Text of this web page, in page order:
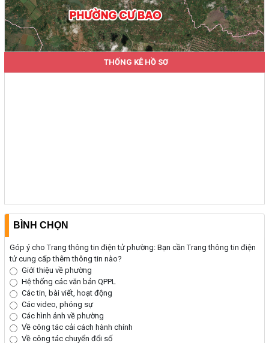
THỐNG KÊ HỒ SƠ
BÌNH CHỌN
Góp ý cho Trang thông tin điện tử phường: Bạn cần Trang thông tin điện
tử cung cấp thêm thông tin nào?
Giới thiệu về phường
Hệ thống các văn bản QPPL
Các tin, bài viết, hoạt động
Các video, phóng sự
Các hình ảnh về phường
Về công tác cải cách hành chính
Về công tác chuyển đổi số